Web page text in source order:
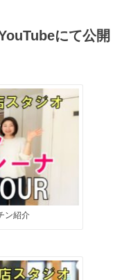
にて公開
ン紹介